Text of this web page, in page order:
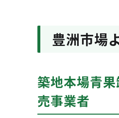
豊洲市場
築地本場青
売事業者